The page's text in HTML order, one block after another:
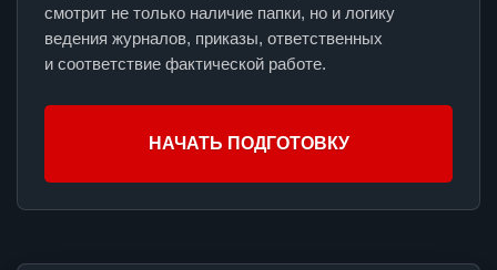
смотрит не только наличие папки, но и логику
ведения журналов, приказы, ответственных
и соответствие фактической работе.
НАЧАТЬ ПОДГОТОВКУ